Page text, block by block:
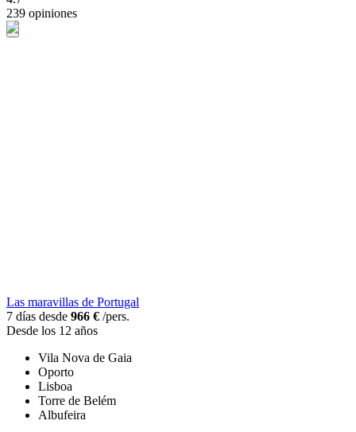
239 opiniones
Las maravillas de Portugal
7 días desde 966 € /pers.
Desde los 12 años
Vila Nova de Gaia
Oporto
Lisboa
Torre de Belém
Albufeira